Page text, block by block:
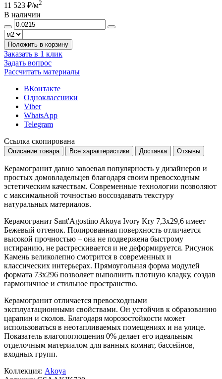
11 523 ₽/м2
В наличии
Положить в корзину
Заказать в 1 клик
Задать вопрос
Рассчитать материалы
ВКонтакте
Одноклассники
Viber
WhatsApp
Telegram
Ссылка скопирована
Описание товара Все характеристики Доставка Отзывы
Керамогранит давно завоевал популярность у дизайнеров и
простых домовладельцев благодаря своим превосходным
эстетическим качествам. Современные технологии позволяют
с максимальной точностью воссоздавать текстуру
натуральных материалов.
Керамогранит Sant'Agostino Akoya Ivory Kry 7,3x29,6 имеет
Бежевый оттенок. Полированная поверхность отличается
высокой прочностью – она не подвержена быстрому
истиранию, не растрескивается и не деформируется. Рисунок
Камень великолепно смотрится в современных и
классических интерьерах. Прямоугольная форма модулей
формата 73x296 позволяет выполнить плотную кладку, создав
гармоничное и стильное пространство.
Керамогранит отличается превосходными
эксплуатационными свойствами. Он устойчив к образованию
царапин и сколов. Благодаря морозостойкости может
использоваться в неотапливаемых помещениях и на улице.
Показатель влагопоглощения 0% делает его идеальным
отделочным материалом для ванных комнат, бассейнов,
входных групп.
Коллекция: Akoya